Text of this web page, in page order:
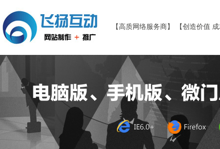
【高质网络服务商】 【创造价值